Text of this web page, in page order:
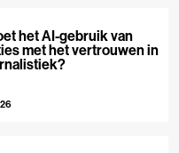
het AI-gebruik van
met het vertrouwen in